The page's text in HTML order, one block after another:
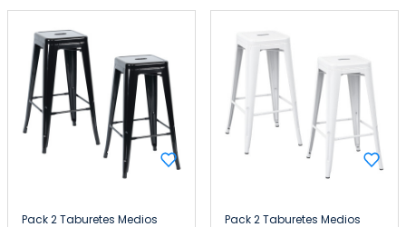
Pack 2 Taburetes Medios Pack 2 Taburetes Medios